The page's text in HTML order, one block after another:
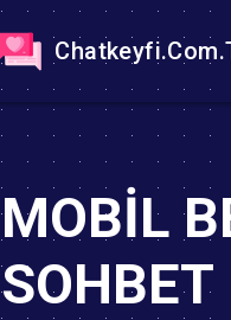
MOBIL
SOHBET